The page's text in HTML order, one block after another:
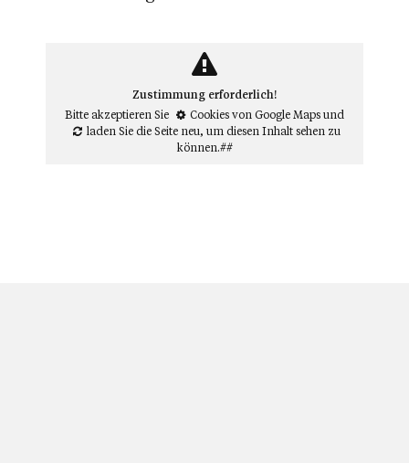
Zustimmung erforderlich!
Bitte akzeptieren Sie
Cookies von Google Mapsund
laden Sie die Seite neu, um diesen Inhalt sehen zu
können.##